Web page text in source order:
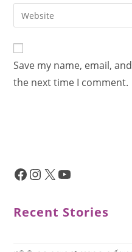
Save my name, email,
the next time I comment.
Recent Stories